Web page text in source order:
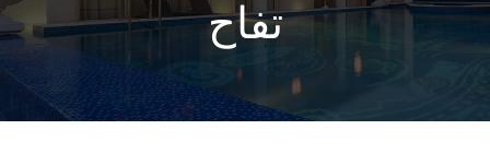
تفاح